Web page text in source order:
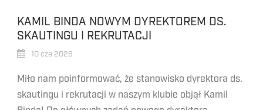
KAMIL BINDA NOWYM DYREKTOREM DS.
SKAUTINGU I REKRUTACJI
10 cze 2026
Miło nam poinformować, że stanowisko dyrektora ds.
skautingu i rekrutacji w naszym klubie objął Kamil